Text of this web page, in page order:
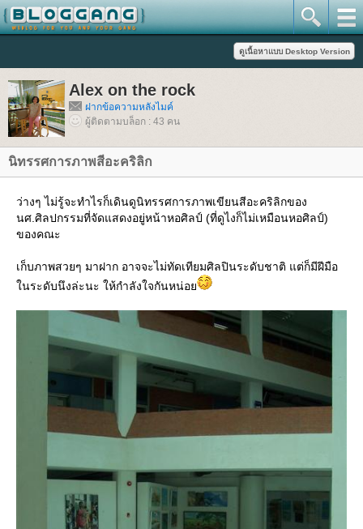
Alex on the rock
ฝากข้อความหลังไมค์
ผู้ติดตามบล็อก : 43 คน
นิทรรศการภาพสีอะคริลิก
ว่างๆ ไม่รู้จะทำไรก็เดินดูนิทรรศการภาพเขียนสีอะคริลิกของ
นศ.ศิลปกรรมที่จัดแสดงอยู่หน้าหอศิลป์ (ที่ดูไงก็ไม่เหมือนหอศิลป์)
ของคณะ
เก็บภาพสวยๆ มาฝาก อาจจะไม่ทัดเทียมศิลปินระดับชาติ แต่ก็มีฝีมือ
นระดับนึงล่ะนะ ให้กำลังใจกันหน่อ